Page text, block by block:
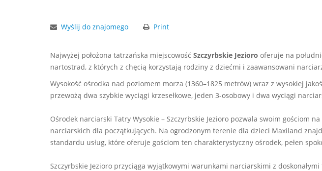
Wyślij do znajomego Print
Najwyżej położona tatrzańska miejscowość Szczyrbskie Jezioro oferuje na
nartostrad, z których z chęcią korzystają rodziny z dziećmi i zaawansowani
Wysokość ośrodka nad poziomem morza (1360–1825 metrów) wraz z wysokiej
przewożą dwa szybkie wyciągi krzesełkowe, jeden 3-osobowy i dwa wyciągi
Ośrodek narciarski Tatry Wysokie – Szczyrbskie Jezioro pozwala swoim gościom
narciarskich dla początkujących. Na ogrodzonym terenie dla dzieci Maxiland
standardu usług, które oferuje gościom ten charakterystyczny ośrodek, pełen
Szczyrbskie Jezioro przyciąga wyjątkowymi warunkami narciarskimi z